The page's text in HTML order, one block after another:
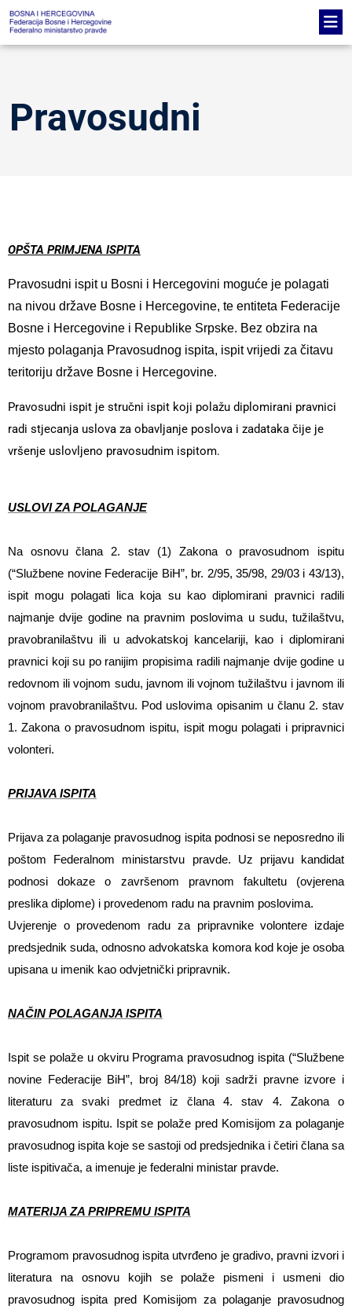
Pravosudni
OPŠTA PRIMJENA ISPITA
Pravosudni ispit u Bosni i Hercegovini moguće je polagati
na nivou države Bosne i Hercegovine, te entiteta Federacije
Bosne i Hercegovine i Republike Srpske. Bez obzira na
mjesto polaganja Pravosudnog ispita, ispit vrijedi za čitavu
teritoriju države Bosne i Hercegovine.
Pravosudni ispit je stručni ispit koji polažu diplomirani pravnici
radi stjecanja uslova za obavljanje poslova i zadataka čije je
vršenje uslovljeno pravosudnim ispitom.
USLOVI ZA POLAGANJE
Na osnovu člana 2. stav (1) Zakona o pravosudnom ispitu
(“Službene novine Federacije BiH”, br. 2/95, 35/98, 29/03 i 43/13),
ispit mogu polagati lica koja su kao diplomirani pravnici radili
najmanje dvije godine na pravnim poslovima u sudu, tužilaštvu,
pravobranilaštvu ili u advokatskoj kancelariji, kao i diplomirani
pravnici koji su po ranijim propisima radili najmanje dvije godine u
redovnom ili vojnom sudu, javnom ili vojnom tužilaštvu i javnom ili
vojnom pravobranilaštvu. Pod uslovima opisanim u članu 2. stav
1. Zakona o pravosudnom ispitu, ispit mogu polagati i pripravnici
volonteri.
PRIJAVA ISPITA
Prijava za polaganje pravosudnog ispita podnosi se neposredno ili
poštom Federalnom ministarstvu pravde. Uz prijavu kandidat
podnosi dokaze o završenom pravnom fakultetu (ovjerena
preslika diplome) i provedenom radu na pravnim poslovima.
Uvjerenje o provedenom radu za pripravnike volontere izdaje
predsjednik suda, odnosno advokatska komora kod koje je osoba
upisana u imenik kao odvjetnički pripravnik.
NAČIN POLAGANJA ISPITA
Ispit se polaže u okviru Programa pravosudnog ispita (“Službene
novine Federacije BiH”, broj 84/18) koji sadrži pravne izvore i
literaturu za svaki predmet iz člana 4. stav 4. Zakona o
pravosudnom ispitu. Ispit se polaže pred Komisijom za polaganje
pravosudnog ispita koje se sastoji od predsjednika i četiri člana sa
liste ispitivača, a imenuje je federalni ministar pravde.
MATERIJA ZA PRIPREMU ISPITA
Programom pravosudnog ispita utvrđeno je gradivo, pravni izvori i
literatura na osnovu kojih se polaže pismeni i usmeni dio
pravosudnog ispita pred Komisijom za polaganje pravosudnog